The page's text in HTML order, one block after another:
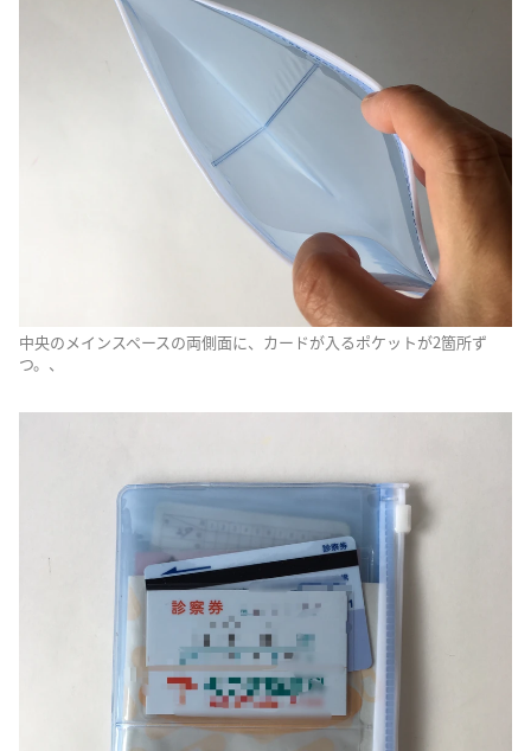
中央のメインスペースの両側面に、カードが入るポケットが2箇所ず
つ。、